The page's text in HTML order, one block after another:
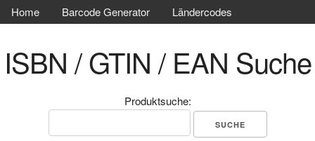
Home Barcode Generator Ländercodes
ISBN / GTIN / EAN Suche
Produktsuche: